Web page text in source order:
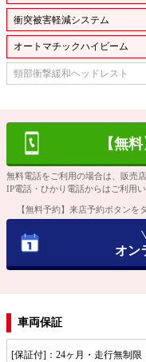
衝突被害軽減システム
オートマチックハイビーム
頸部衝撃緩和ヘッドレスト
【無
無料電話をご利用の場合は、販売
IP電話・ひかり電話からはご利用い
【無料予約】来店予約ボタン
オン
車両保証
[保証付]：24ヶ月・走行無制限